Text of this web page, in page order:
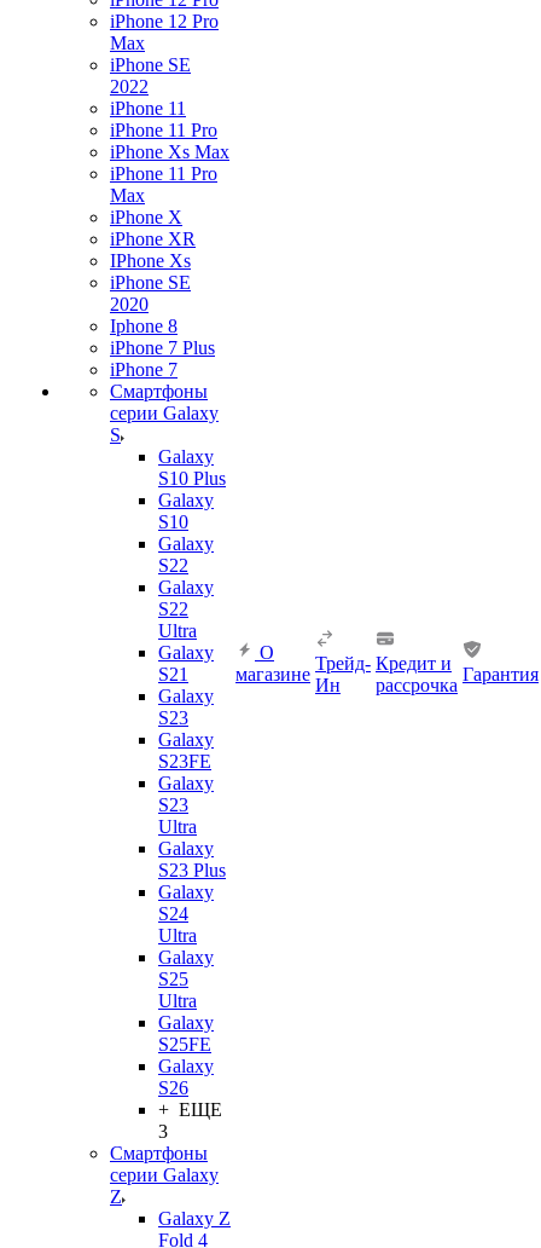
iPhone 12 Pro
Max
iPhone SE
2022
iPhone 11
iPhone 11 Pro
iPhone Xs Max
iPhone 11 Pro
Max
iPhone X
iPhone XR
IPhone Xs
iPhone SE
2020
Iphone 8
iPhone 7 Plus
iPhone 7
Смартфоны
серии Galaxy
S
Galaxy
S10 Plus
Galaxy
S10
Galaxy
S22
Galaxy
S22
Ultra
Galaxy
S21
Galaxy
S23
Galaxy
S23FE
Galaxy
S23
Ultra
Galaxy
S23 Plus
Galaxy
S24
Ultra
Galaxy
S25
Ultra
Galaxy
S25FE
Galaxy
S26
+ ЕЩЕ
3
Смартфоны
серии Galaxy
Z
Galaxy Z
Fold 4
О
магазине
Трейд-
Ин
Кредит и
рассрочка
Гарантия